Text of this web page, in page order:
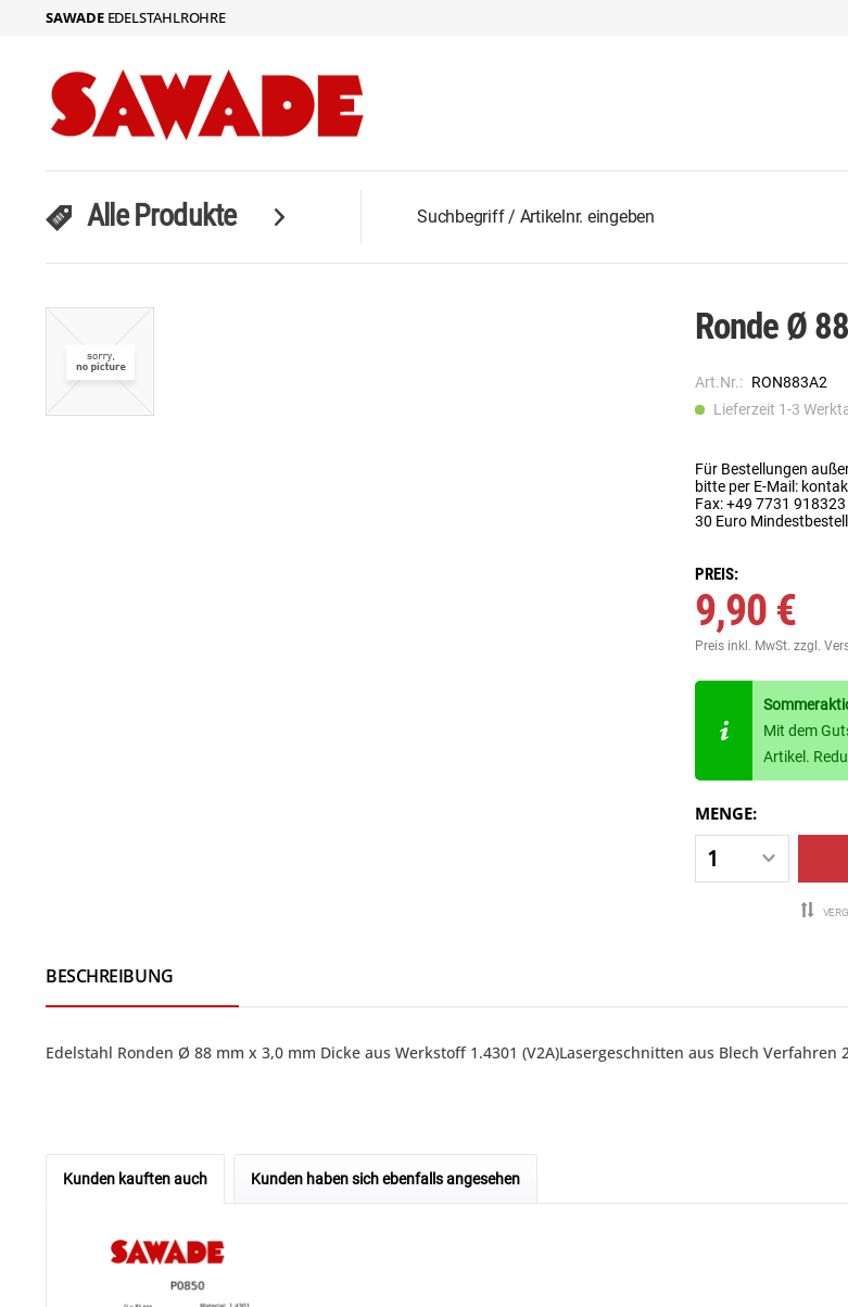
SAWADEEDELSTAHLROHRE
Alle Produkte
Ronde Ø
Art.Nr.: RON883A2
Lieferzeit 1-3
Für Bestellungen
bitte per E-Mail:
Fax: +49 7731
30 Euro
PREIS:
9,90 €
Preis inkl. MwSt.zzgl.
Mit dem
Artikel.
MENGE:
BESCHREIBUNG
Edelstahl Ronden Ø 88 mm x 3,0 mm Dicke aus Werkstoff 1.4301 (V2A)Lasergeschnitten aus Blech Verfahren
Kunden kauften auch Kunden haben sich ebenfalls angesehen